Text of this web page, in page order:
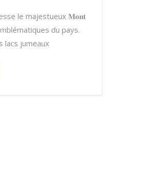
le majestueux 𝐌𝐨𝐧𝐭
du pays.
lacs jumeaux